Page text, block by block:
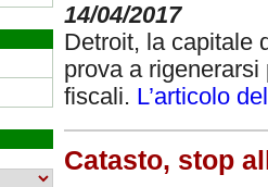
14/04/2017
Detroit, la capitale
prova a
fiscali. L’articolo
Catasto, stop